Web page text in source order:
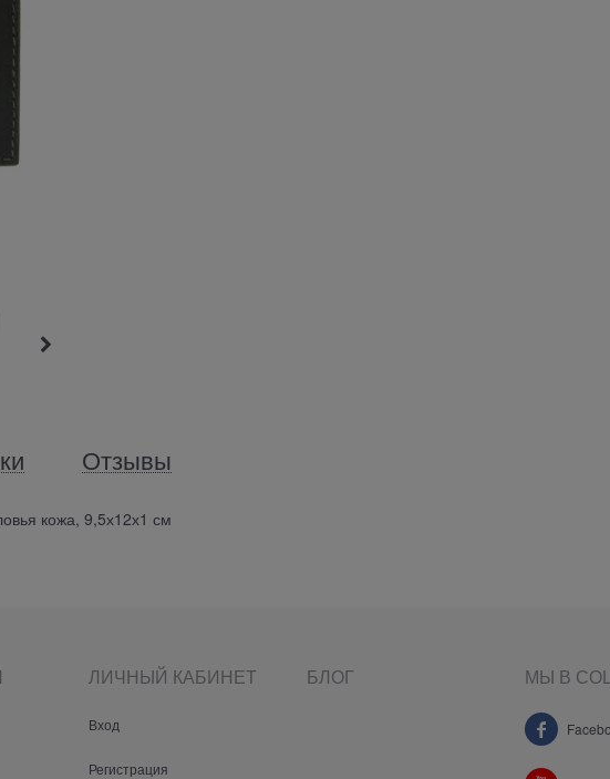
Отзывы
кожа, 9,5х12х1 см
ЛИЧНЫЙ КАБИНЕТ
Вход
Регистрация
БЛОГ МЫ В